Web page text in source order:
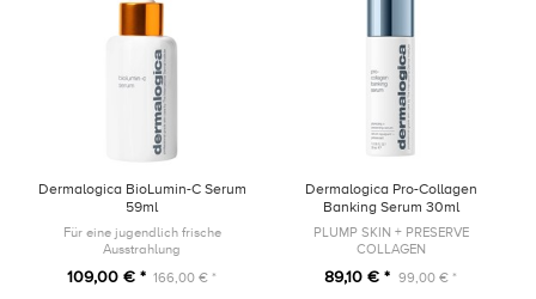
Dermalogica BioLumin-C Serum
59ml
Für eine jugendlich frische
Ausstrahlung
109,00 € * 166,00 € *
Dermalogica Pro-Collagen
Banking Serum 30ml
PLUMP SKIN + PRESERVE
COLLAGEN
89,10 € * 99,00 € *